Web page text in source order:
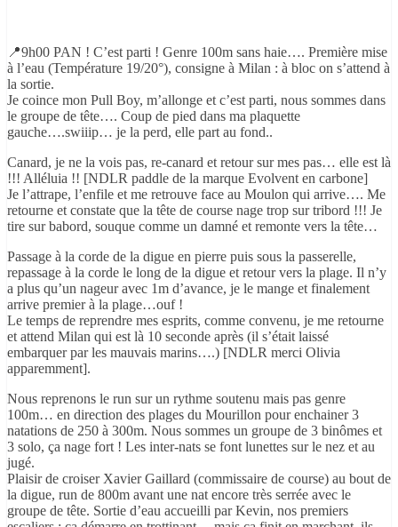
📍9h00 PAN ! C’est parti ! Genre 100m sans haie…. Première mise
à l’eau (Température 19/20°), consigne à Milan : à bloc on s’attend à
la sortie.
Je coince mon Pull Boy, m’allonge et c’est parti, nous sommes dans
le groupe de tête…. Coup de pied dans ma plaquette
gauche….swiiip… je la perd, elle part au fond..
Canard, je ne la vois pas, re-canard et retour sur mes pas… elle est là
!!! Alléluia !! [NDLR paddle de la marque Evolvent en carbone]
Je l’attrape, l’enfile et me retrouve face au Moulon qui arrive…. Me
retourne et constate que la tête de course nage trop sur tribord !!! Je
tire sur babord, souque comme un damné et remonte vers la tête…
Passage à la corde de la digue en pierre puis sous la passerelle,
repassage à la corde le long de la digue et retour vers la plage. Il n’y
a plus qu’un nageur avec 1m d’avance, je le mange et finalement
arrive premier à la plage…ouf !
Le temps de reprendre mes esprits, comme convenu, je me retourne
et attend Milan qui est là 10 seconde après (il s’était laissé
embarquer par les mauvais marins….) [NDLR merci Olivia
apparemment].
Nous reprenons le run sur un rythme soutenu mais pas genre
100m… en direction des plages du Mourillon pour enchainer 3
natations de 250 à 300m. Nous sommes un groupe de 3 binômes et
3 solo, ça nage fort ! Les inter-nats se font lunettes sur le nez et au
jugé.
Plaisir de croiser Xavier Gaillard (commissaire de course) au bout de
la digue, run de 800m avant une nat encore très serrée avec le
groupe de tête. Sortie d’eau accueilli par Kevin, nos premiers